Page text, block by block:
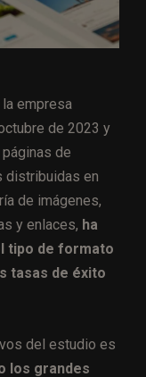
empresa
de 2023 y
de
distribuidas en
de imágenes,
y enlaces, ha
tipo de formato
tasas de éxito
del estudio es
los grandes